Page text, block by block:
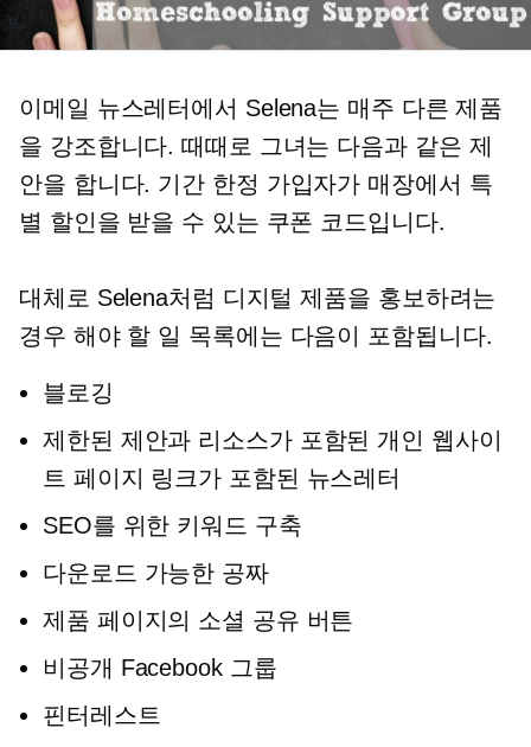
이메일 뉴스레터에서 Selena는 매주 다른 제품
을 강조합니다. 때때로 그녀는 다음과 같은 제
안을 합니다. 기간 한정 가입자가 매장에서 특
별 할인을 받을 수 있는 쿠폰 코드입니다.
대체로 Selena처럼 디지털 제품을 홍보하려는
경우 해야 할 일 목록에는 다음이 포함됩니다.
블로깅
제한된 제안과 리소스가 포함된 개인 웹사이
트 페이지 링크가 포함된 뉴스레터
SEO를 위한 키워드 구축
다운로드 가능한 공짜
제품 페이지의 소셜 공유 버튼
비공개 Facebook 그룹
핀터레스트